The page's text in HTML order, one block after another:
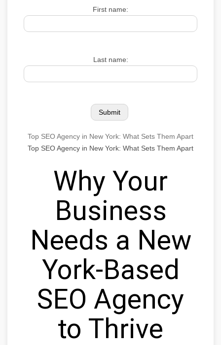
First name:
Last name:
Top SEO Agency in New York: What Sets Them Apart
Top SEO Agency in New York: What Sets Them Apart
Why Your
Business
Needs a New
York-Based
SEO Agency
to Thrive